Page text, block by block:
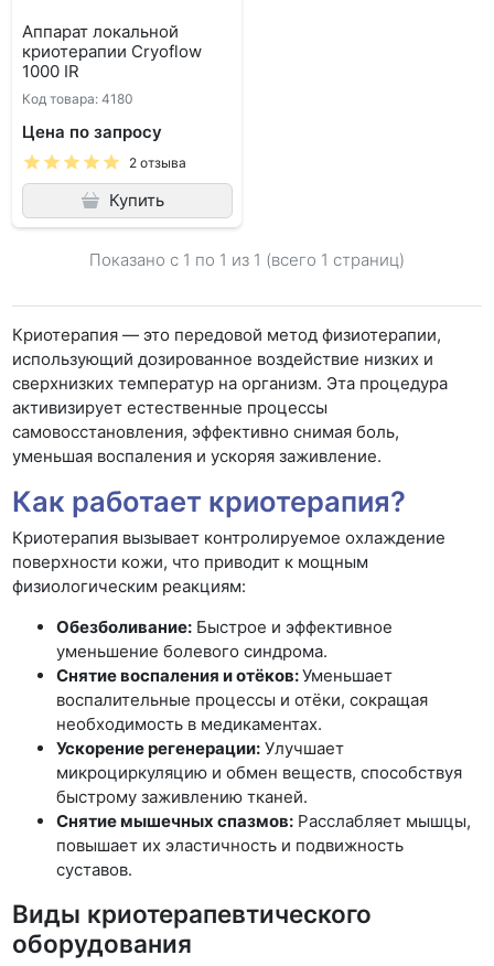
Аппарат локальной
криотерапии Cryoflow
1000 IR
Код товара: 4180
Цена по запросу
2 отзыва
Купить
Показано с 1 по 1 из 1 (всего 1 страниц)
Криотерапия — это передовой метод физиотерапии,
использующий дозированное воздействие низких и
сверхнизких температур на организм. Эта процедура
активизирует естественные процессы
самовосстановления, эффективно снимая боль,
уменьшая воспаления и ускоряя заживление.
Как работает криотерапия?
Криотерапия вызывает контролируемое охлаждение
поверхности кожи, что приводит к мощным
физиологическим реакциям:
Обезболивание: Быстрое и эффективное
уменьшение болевого синдрома.
Снятие воспаления и отёков:Уменьшает
воспалительные процессы и отёки, сокращая
необходимость в медикаментах.
Ускорение регенерации: Улучшает
микроциркуляцию и обмен веществ, способствуя
быстрому заживлению тканей.
Снятие мышечных спазмов: Расслабляет мышцы,
повышает их эластичность и подвижность
суставов.
Виды криотерапевтического
оборудования